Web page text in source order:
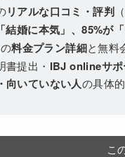
リアルな口コミ・評判
結婚に本気」、85%が
料金プラン詳細と無料
書提出・ IBJ onlineサポ
向いていない人の具体
こ